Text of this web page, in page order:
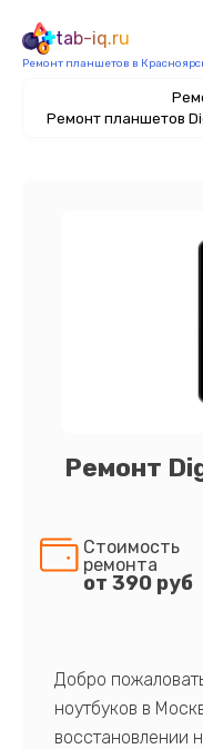
tab-iq.ru
Ремонт планшетов в
Ремонт планшетов
Ремонт
Стоимость
ремонта
от 390 руб
Добро
ноутбуков в
восстановлении